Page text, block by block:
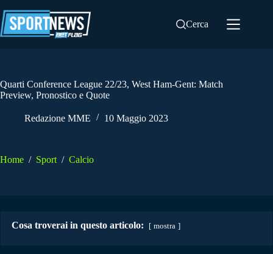
al
contenuto
Cerca
Quarti Conference League 22/23, West Ham-Gent: Match
Preview, Pronostico e Quote
Redazione MME 10 Maggio 2023
Home / Sport / Calcio
Cosa troverai in questo articolo: mostra